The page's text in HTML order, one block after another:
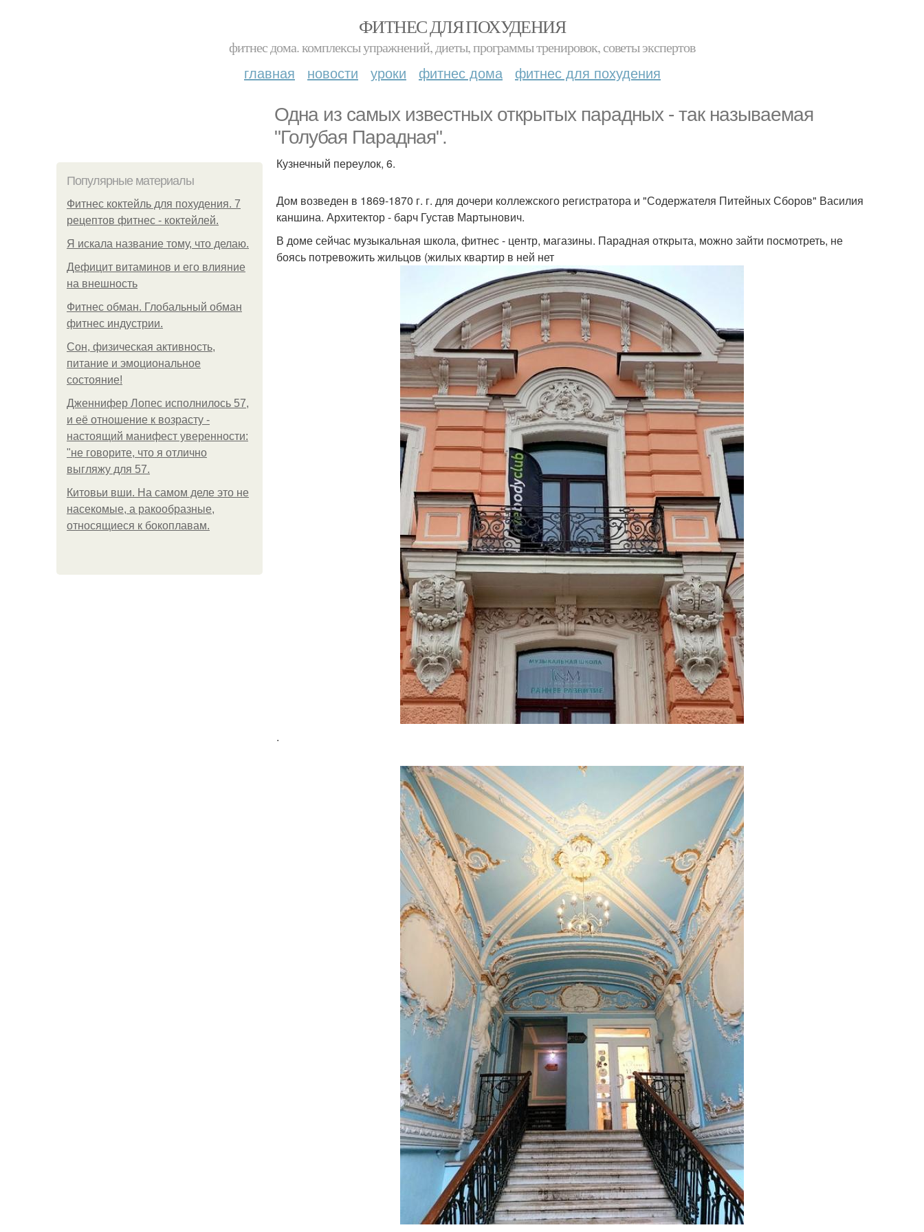
ФИТНЕС ДЛЯ ПОХУДЕНИЯ
фитнес дома. комплексы упражнений, диеты, программы тренировок, советы экспертов
главная новости уроки фитнес дома фитнес для похудения
Одна из самых известных открытых парадных - так называемая
"Голубая Парадная".
Популярные материалы
Фитнес коктейль для похудения. 7
рецептов фитнес - коктейлей.
Я искала название тому, что делаю.
Дефицит витаминов и его влияние
на внешность
Фитнес обман. Глобальный обман
фитнес индустрии.
Сон, физическая активность,
питание и эмоциональное
состояние!
Дженнифер Лопес исполнилось 57,
и её отношение к возрасту -
настоящий манифест уверенности:
"не говорите, что я отлично
выгляжу для 57.
Китовьи вши. На самом деле это не
насекомые, а ракообразные,
относящиеся к бокоплавам.
Кузнечный переулок, 6.
Дом возведен в 1869-1870 г. г. для дочери коллежского регистратора и "Содержателя Питейных Сборов" Василия
каншина. Архитектор - барч Густав Мартынович.
В доме сейчас музыкальная школа, фитнес - центр, магазины. Парадная открыта, можно зайти посмотреть, не
боясь потревожить жильцов (жилых квартир в ней нет
.